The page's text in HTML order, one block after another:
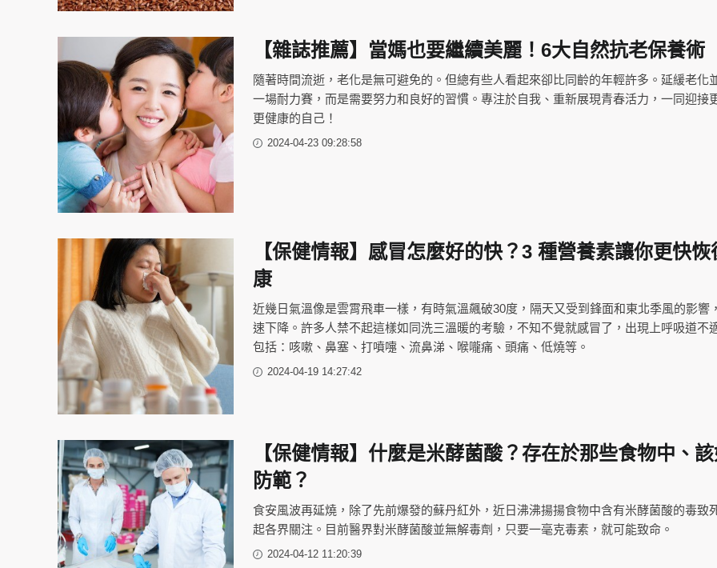
【雜誌推薦】當媽也要繼續美麗！6大自然抗老保養術
隨著時間流逝，老化是無可避免的。但總有些人看起來卻比同齡的年輕許多。延緩老化
一場耐力賽，而是需要努力和良好的習慣。專注於自我、重新展現青春活力，一同迎接
更健康的自己！
2024-04-23 09:28:58
【保健情報】感冒怎麼好的快？3 種營養素讓你更快恢
康
近幾日氣溫像是雲霄飛車一樣，有時氣溫飆破30度，隔天又受到鋒面和東北季風的影響
速下降。許多人禁不起這樣如同洗三溫暖的考驗，不知不覺就感冒了，出現上呼吸道不
包括：咳嗽、鼻塞、打噴嚏、流鼻涕、喉嚨痛、頭痛、低燒等。
2024-04-19 14:27:42
【保健情報】什麼是米酵菌酸？存在於那些食物中、
防範？
食安風波再延燒，除了先前爆發的蘇丹紅外，近日沸沸揚揚食物中含有米酵菌酸的毒致
起各界關注。目前醫界對米酵菌酸並無解毒劑，只要一毫克毒素，就可能致命。
2024-04-12 11:20:39